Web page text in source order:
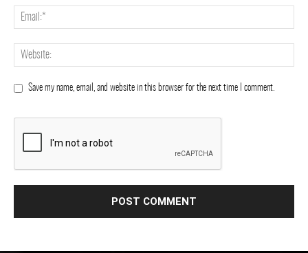
Save my name, email, and website in this browser for the next time I comment.